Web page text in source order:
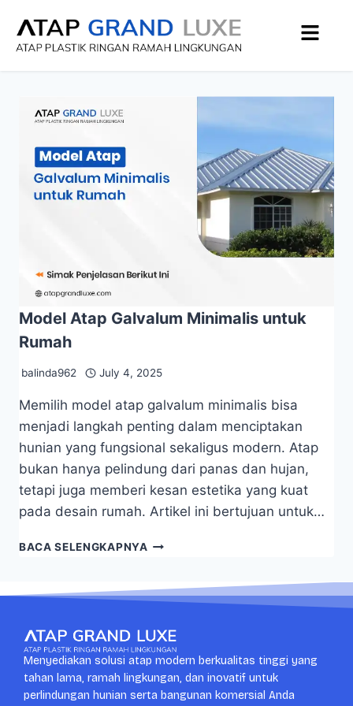
Model Atap Galvalum Minimalis untuk
Rumah
balinda962 July 4, 2025
Memilih model atap galvalum minimalis bisa
menjadi langkah penting dalam menciptakan
hunian yang fungsional sekaligus modern. Atap
bukan hanya pelindung dari panas dan hujan,
tetapi juga memberi kesan estetika yang kuat
pada desain rumah. Artikel ini bertujuan untuk…
BACA SELENGKAPNYA
Menyediakan solusi atap modern berkualitas tinggi yang
tahan lama, ramah lingkungan, dan inovatif untuk
perlindungan hunian serta bangunan komersial Anda